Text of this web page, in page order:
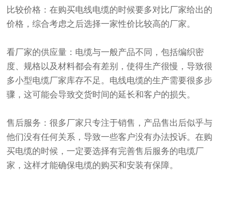
比较价格：在购买电线电缆的时候要多对比厂家给出的
价格，综合考虑之后选择一家性价比较高的厂家。
看厂家的供应量：电缆与一般产品不同，包括编织密
度、规格以及材料都会有差别，使得生产很慢，导致很
多小型电缆厂家库存不足。电线电缆的生产需要很多步
骤，这可能会导致交货时间的延长和客户的损失。
售后服务：很多厂家只专注于销售，产品售出后似乎与
他们没有任何关系，导致一些客户没有办法投诉。在购
买电缆的时候，一定要选择有完善售后服务的电缆厂
家，这样才能确保电缆的购买和安装有保障。